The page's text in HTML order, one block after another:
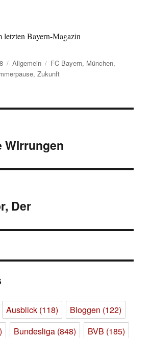
letzten Bayern-Magazin
Kategorien
Allgemein Schlagwörter
FC Bayern, München,
,Zukunft
Wirrungen
Der
Ausblick (118) Bloggen (122)
Bundesliga (848) BVB (185)